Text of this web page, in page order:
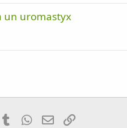
un uromastyx
TumblrWhatsApp
Email